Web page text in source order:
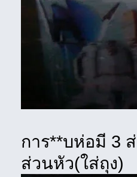
การ**บห่อมี 3
ส่วนหัว(ใส่ถุง)